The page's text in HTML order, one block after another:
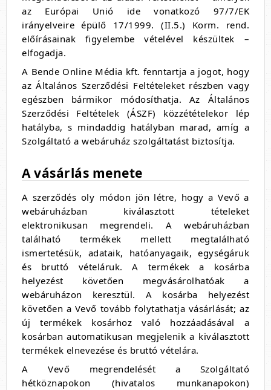
az Európai Unió ide vonatkozó 97/7/EK
irányelveire épülő 17/1999. (II.5.) Korm. rend.
előírásainak figyelembe vételével készültek –
elfogadja.
A Bende Online Média kft. fenntartja a jogot, hogy
az Általános Szerződési Feltételeket részben vagy
egészben bármikor módosíthatja. Az Általános
Szerződési Feltételek (ÁSZF) közzétételekor lép
hatályba, s mindaddig hatályban marad, amíg a
Szolgáltató a webáruház szolgáltatást biztosítja.
A vásárlás menete
A szerződés oly módon jön létre, hogy a Vevő a
webáruházban kiválasztott tételeket
elektronikusan megrendeli. A webáruházban
található termékek mellett megtalálható
ismertetésük, adataik, hatóanyagaik, egységáruk
és bruttó vételáruk. A termékek a kosárba
helyezést követően megvásárolhatóak a
webáruházon keresztül. A kosárba helyezést
követően a Vevő tovább folytathatja vásárlását; az
új termékek kosárhoz való hozzáadásával a
kosárban automatikusan megjelenik a kiválasztott
termékek elnevezése és bruttó vételára.
A Vevő megrendelését a Szolgáltató
hétköznapokon (hivatalos munkanapokon)